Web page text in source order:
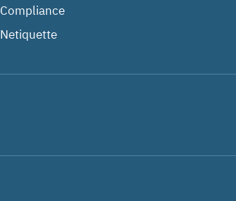
Compliance
Netiquette